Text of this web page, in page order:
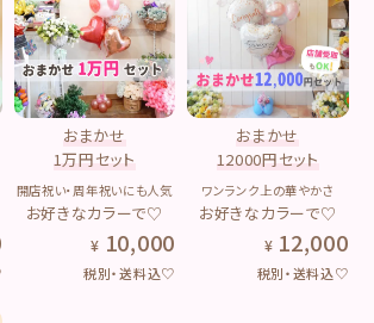
おまかせ
1万円セット
開店祝い・周年祝いにも人気
お好きなカラーで♡
10,000
税別・送料込♡
おまかせ
12000円セット
ワンランク上の華やかさ
お好きなカラーで♡
12,000
税別・送料込♡